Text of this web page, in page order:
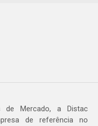
Mercado, a Distac
de referência no